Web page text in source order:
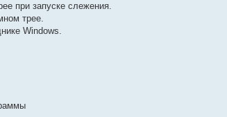
при запуске слежения.
трее.
Windows.